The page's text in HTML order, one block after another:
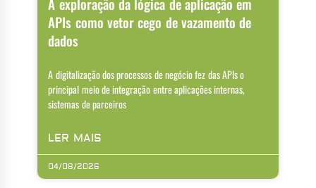
APIs como vetor cego de vazamento de
dados
A digitalização dos processos de negócio fez das APIs o
principal meio de integração entre aplicações internas,
sistemas de parceiros
LER MAIS
04/08/2026